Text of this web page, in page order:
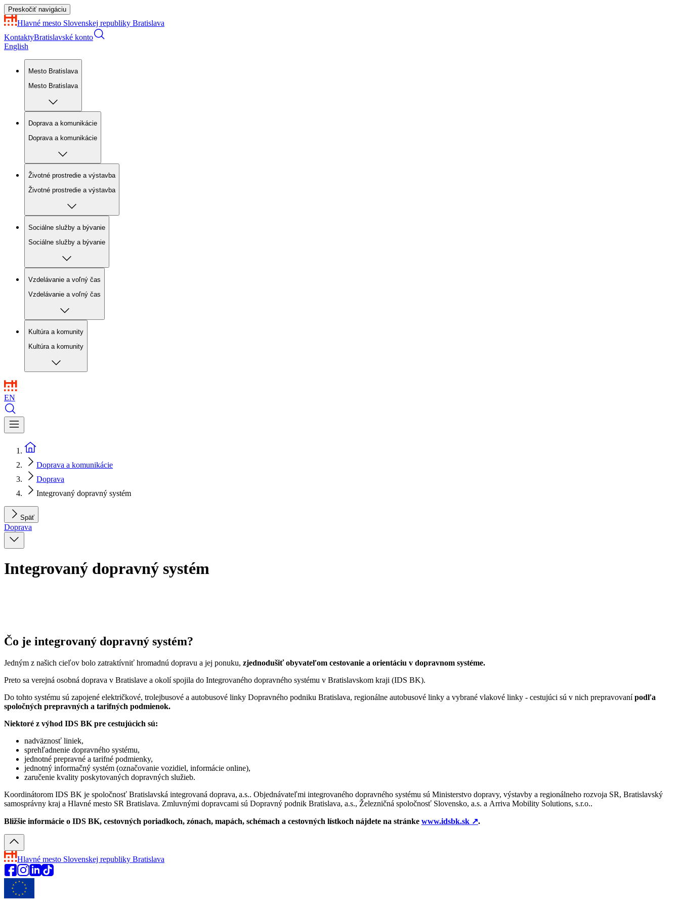
Preskočiť navigáciu
Hlavné mesto Slovenskej republiky Bratislava
KontaktyBratislavské konto
English
Mesto Bratislava
Mesto Bratislava
Doprava a komunikácie
Doprava a komunikácie
Životné prostredie a výstavba
Životné prostredie a výstavba
Sociálne služby a bývanie
Sociálne služby a bývanie
Vzdelávanie a voľný čas
Vzdelávanie a voľný čas
Kultúra a komunity
Kultúra a komunity
EN
Doprava a komunikácie
Doprava
Integrovaný dopravný systém
Späť
Doprava
Integrovaný dopravný systém
Čo je integrovaný dopravný systém?
Jedným z našich cieľov bolo zatraktívniť hromadnú dopravu a jej ponuku, zjednodušiť obyvateľom cestovanie a orientáciu v dopravnom systéme.
Preto sa verejná osobná doprava v Bratislave a okolí spojila do Integrovaného dopravného systému v Bratislavskom kraji (IDS BK).
Do tohto systému sú zapojené električkové, trolejbusové a autobusové linky Dopravného podniku Bratislava, regionálne autobusové linky a vybrané vlakové linky - cestujúci sú v nich prepravovanípodľa
spoločných prepravných a tarifných podmienok.
Niektoré z výhod IDS BK pre cestujúcich sú:
nadväznosť liniek,
sprehľadnenie dopravného systému,
jednotné prepravné a tarifné podmienky,
jednotný informačný systém (označovanie vozidiel, informácie online),
zaručenie kvality poskytovaných dopravných služieb.
Koordinátorom IDS BK je spoločnosť Bratislavská integrovaná doprava, a.s.. Objednávateľmi integrovaného dopravného systému sú Ministerstvo dopravy, výstavby a regionálneho rozvoja SR, Bratislavský
samosprávny kraj a Hlavné mesto SR Bratislava. Zmluvnými dopravcami sú Dopravný podnik Bratislava, a.s., Železničná spoločnosť Slovensko, a.s. a Arriva Mobility Solutions, s.r.o..
Bližšie informácie o IDS BK, cestovných poriadkoch, zónach, mapách, schémach a cestovných lístkoch nájdete na stránke www.idsbk.sk ↗︎.
Hlavné mesto Slovenskej republiky Bratislava